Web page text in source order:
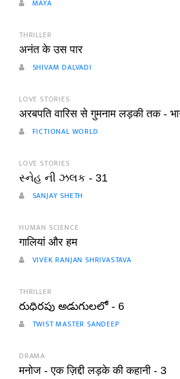
MAYA
THRILLER
अनंत के उस पार
SHIVAM DALVADI
LOVE STORIES
अरबपति वारिस से गुमनाम लड़की तक -
FICTIONAL WORLD
LOVE STORIES
સ્નેહ ની ઝલક - 31
SANJAY SHETH
HUMAN SCIENCE
गालियां और हम
VIVEK RANJAN SHRIVASTAVA
THRILLER
రుధిరపు అడుగులలో - 6
TWIST MASTER SANDEEP
DRAMA
मनोज - एक ज़िद्दी लड़के की कहानी - 3